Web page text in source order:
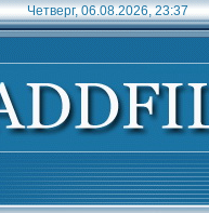
Четверг, 06.08.2026, 23:37